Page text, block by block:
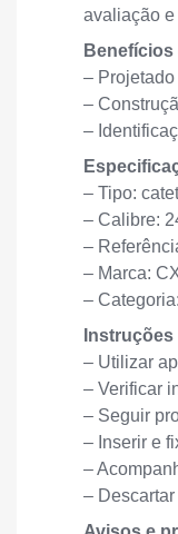
avaliação
–
–
–
– Tipo:
– Calibre:
–
– Marca:
–
– Utilizar
– Verificar
– Seguir
– Inserir e
–
–